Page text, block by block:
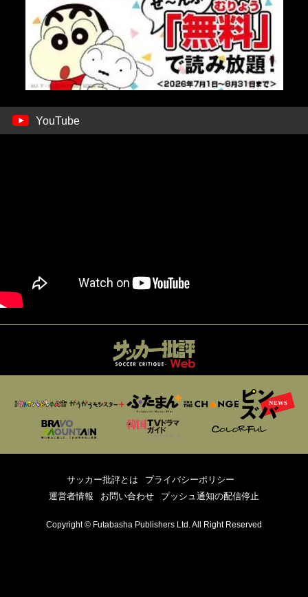
YouTube
サッカー批評とは
プライバシーポリシー
運営者情報
お問い合わせ プッシュ通知の配信停止
Copyright © Futabasha Publishers Ltd. All Right Reserved